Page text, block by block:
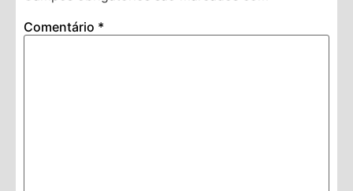
Comentário *